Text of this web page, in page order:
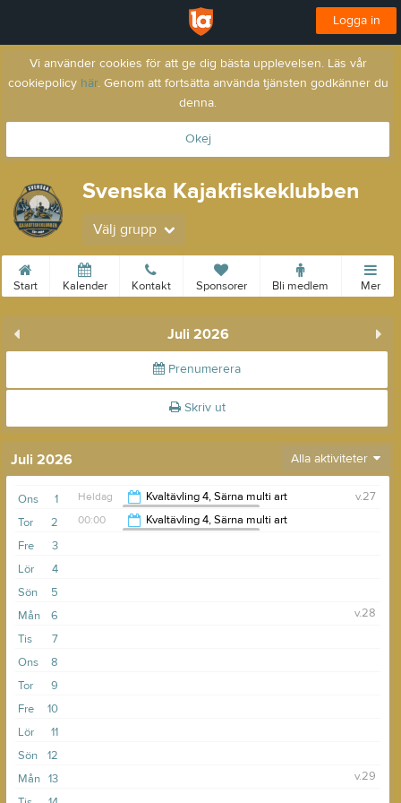
Logga in
Vi använder cookies för att ge dig bästa upplevelsen. Läs vår
cookiepolicy här. Genom att fortsätta använda tjänsten godkänner du
denna.
Okej
Svenska Kajakfiskeklubben
Välj grupp
Start Kalender Kontakt Sponsorer Bli medlem Mer
Juli 2026
Prenumerera
Skriv ut
Juli 2026 Alla aktiviteter
1
Ons v.27
Heldag
Kvaltävling 4, Särna multi art
Svenska Kajakfiskeklubben
2
Tor 00:00
Kvaltävling 4, Särna multi art
3
Fre
4
Lör
5
Sön
6
Mån
v.28
7
Tis
8
Ons
9
Tor
10
Fre
11
Lör
12
Sön
13
Mån
v.29